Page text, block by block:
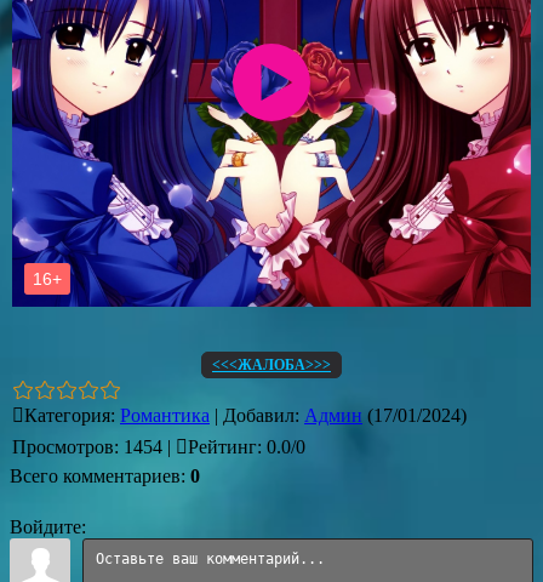
<<<ЖАЛОБА>>>
Категория: Романтика | Добавил: Админ (17/01/2024)
Просмотров: 1454 | Рейтинг: 0.0/0
Всего комментариев: 0
Войдите: